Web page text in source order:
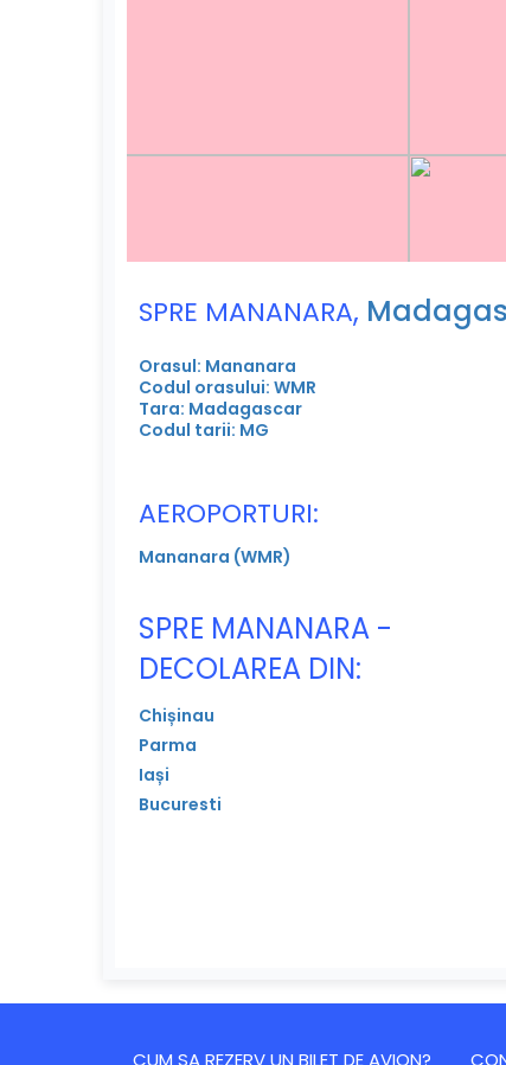
SPRE MANANARA,
Orasul: Mananara
Codul orasului: WMR
Tara: Madagascar
Codul tarii: MG
AEROPORTURI:
Mananara (WMR)
SPRE MANANARA -
DECOLAREA DIN:
Chișinau
Parma
Iași
Bucuresti
CUM SA REZERV UN BILET DE AVION?